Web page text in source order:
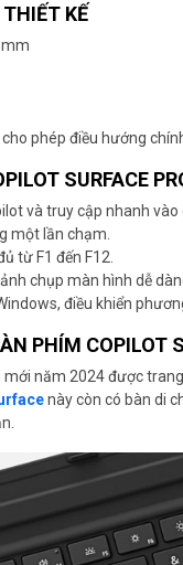
KẾ
mm
phép điều hướng
SURFACE
và truy cập nhanh vào
một lần chạm.
từ F1 đến F12.
ảnh chụp màn hình dễ
điều khiển
PHÍM COPILOT
mới năm 2024 được
này còn có bàn di